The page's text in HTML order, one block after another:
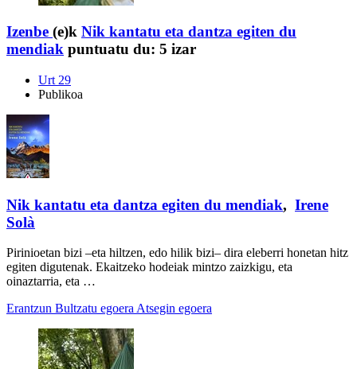
Izenbe (e)k Nik kantatu eta dantza egiten du
mendiak puntuatu du: 5 izar
Urt 29
Publikoa
Nik kantatu eta dantza egiten du mendiak, Irene
Solà
Pirinioetan bizi –eta hiltzen, edo hilik bizi– dira eleberri honetan hitz
egiten digutenak. Ekaitzeko hodeiak mintzo zaizkigu, eta
oinaztarria, eta …
Erantzun Bultzatu egoeraAtsegin egoera